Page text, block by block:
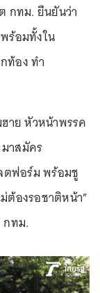
กทม. ยืนยันว่า
ร้อมทั้งใน
ท้อง ทำ
าย หัวหน้าพรรค
าสมัคร
ตฟอร์ม พร้อมชู
ต้องรอชาติหน้า”
กทม.